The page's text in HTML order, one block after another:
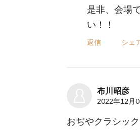
是非、会場
い！！
返信 シェ
布川昭彦
2022年12月
おぢやクラシッ